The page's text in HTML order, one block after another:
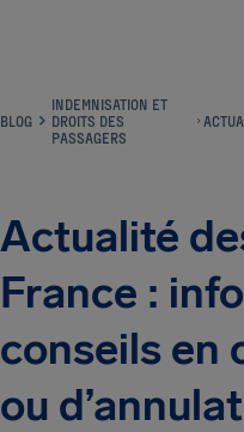
BLOG
INDEMNISATION ET
DROITS DES
PASSAGERS
Actualité
France :
conseils en
ou